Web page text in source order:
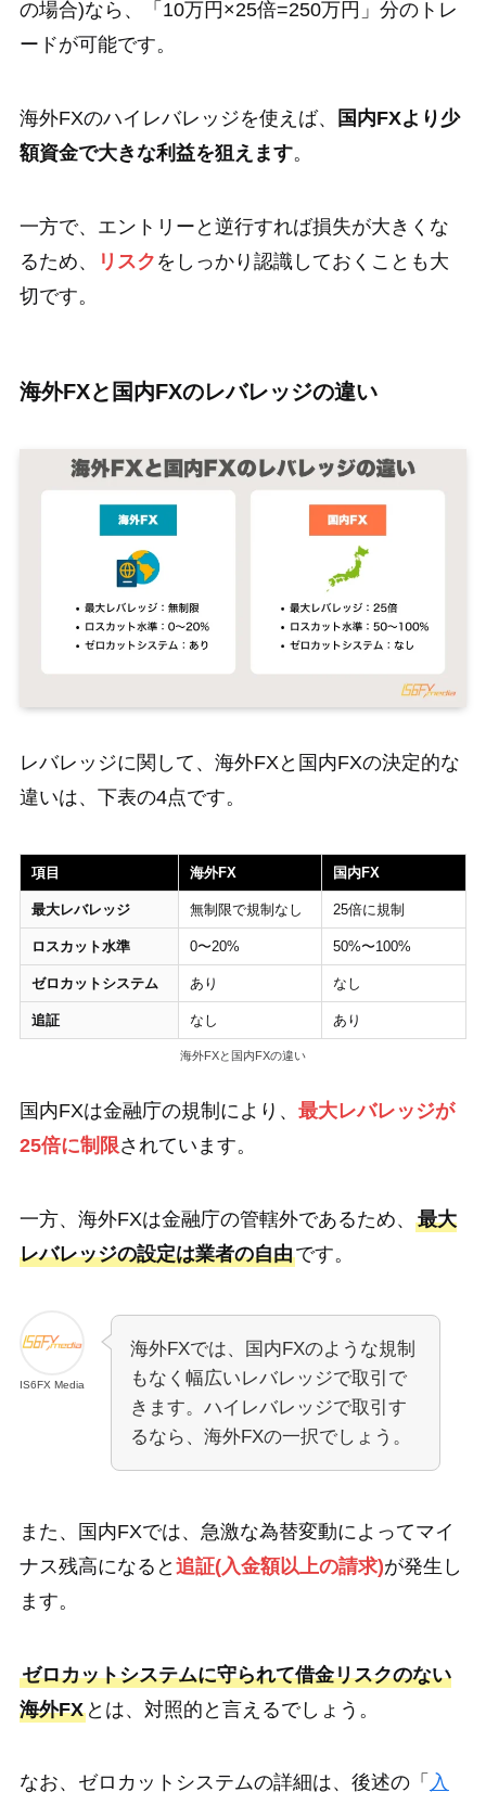
の場合)なら、「10万円×25倍=250万円」分のトレ
ードが可能です。
海外FXのハイレバレッジを使えば、
国内FXより少
額資金で大きな利益を狙えます。
一方で、エントリーと逆行すれば損失が大きくな
るため、
リスク をしっかり認識しておくことも大
切です。
海外FXと国内FXのレバレッジの違い
レバレッジに関して、海外FXと国内FXの決定的な
違いは、下表の4点です。
項目 海外FX 国内FX
最大レバレッジ 無制限で規制なし 25倍に規制
ロスカット水準 0〜20% 50%〜100%
ゼロカットシステム あり なし
追証 なし あり
海外FXと国内FXの違い
国内FXは金融庁の規制により、 最大レバレッジが
25倍に制限されています。
一方、海外FXは金融庁の管轄外であるため、 最大
レバレッジの設定は業者の自由です。
IS6FX Media
海外FXでは、国内FXのような規制
もなく幅広いレバレッジで取引で
きます。ハイレバレッジで取引す
るなら、海外FXの一択でしょう。
また、国内FXでは、急激な為替変動によってマイ
ナス残高になると 追証(入金額以上の請求)が発生し
ます。
ゼロカットシステムに守られて借金リスクのない
海外FXとは、対照的と言えるでしょう。
なお、ゼロカットシステムの詳細は、後述の「 入